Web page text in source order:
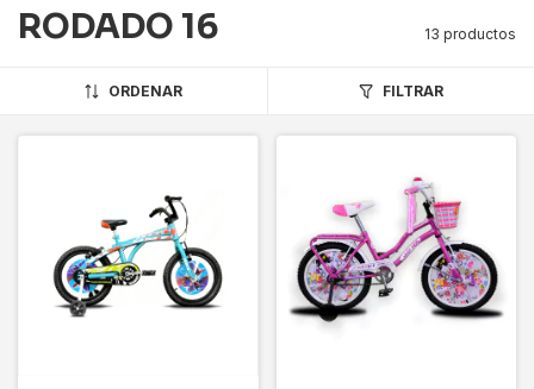
RODADO 16 13 productos
ORDENAR FILTRAR